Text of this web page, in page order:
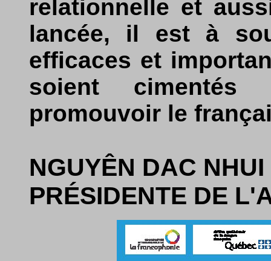
relationnelle et
lancée, il est à
efficaces et
soient
promouvoir le
NGUYÊN DAC
PRÉSIDENTE DE